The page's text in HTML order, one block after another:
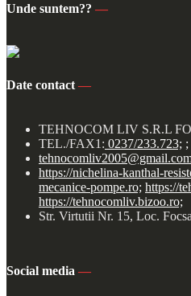
Unde suntem?? —
Date contact —
TEHNOCOM LIV S.R.L
TEL./FAX1: 0237/233.723; ;
https://nichelina-kanthal-
mecanice-pompe.ro; https://
https://tehnocomliv.bizoo.ro;
Str. Virtutii Nr. 15, Loc.
Social media —